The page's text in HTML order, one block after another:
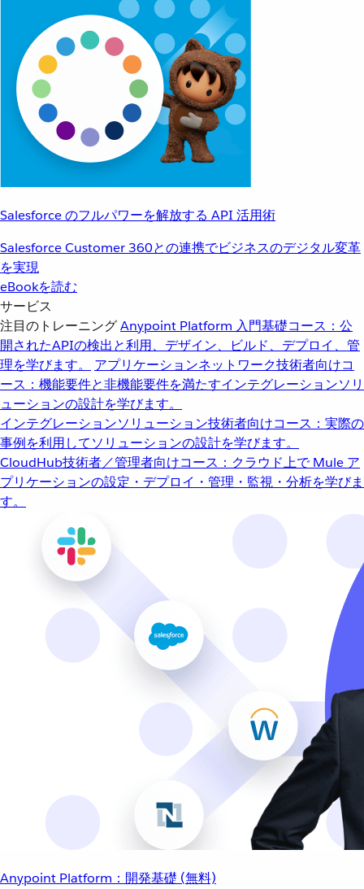
Salesforce のフルパワーを解放する API 活用術
Salesforce Customer 360との連携でビジネスのデジタル変革
を実現
eBookを読む
サービス
注目のトレーニングAnypoint Platform 入門基礎コース：公
開されたAPIの検出と利用、デザイン、ビルド、デプロイ、管
理を学びます。
アプリケーションネットワーク技術者向けコ
ース：機能要件と非機能要件を満たすインテグレーションソリ
ューションの設計を学びます。
インテグレーションソリューション技術者向けコース：実際の
事例を利用してソリューションの設計を学びます。
CloudHub技術者／管理者向けコース：クラウド上で Mule ア
プリケーションの設定・デプロイ・管理・監視・分析を学びま
す。
Anypoint Platform：開発基礎 (無料)